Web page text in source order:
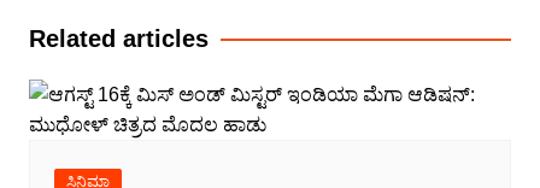
Related articles
ಸಿನಿಮಾ